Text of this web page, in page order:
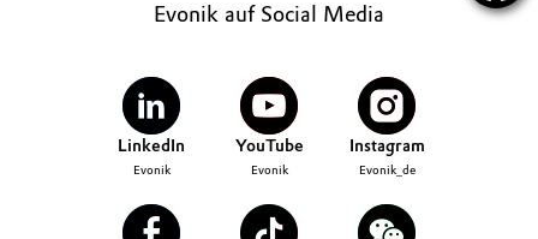
Evonik auf Social Media
LinkedIn
Evonik
YouTube
Evonik
Instagram
Evonik_de